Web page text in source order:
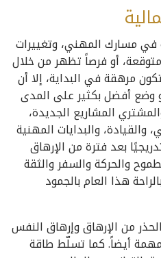
في مسارك المهني، وتغييرات
أو فرصاً تظهر من خلال
مرهقة في البداية، إلا أن
وضع أفضل بكثير على المدى
المشاريع الجديدة،
والقيادة، والبدايات المهنية
بعد فترة من الإرهاق
والحركة والسفر والثقة
هذا العام بالجمود
من الإرهاق وإرهاق النفس
مهمة أيضاً. كما تسلّط طاقة